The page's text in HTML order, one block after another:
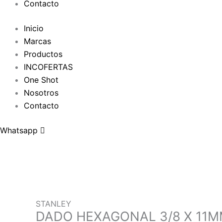
Contacto
Inicio
Marcas
Productos
INCOFERTAS
One Shot
Nosotros
Contacto
Whatsapp
STANLEY
DADO HEXAGONAL 3/8 X